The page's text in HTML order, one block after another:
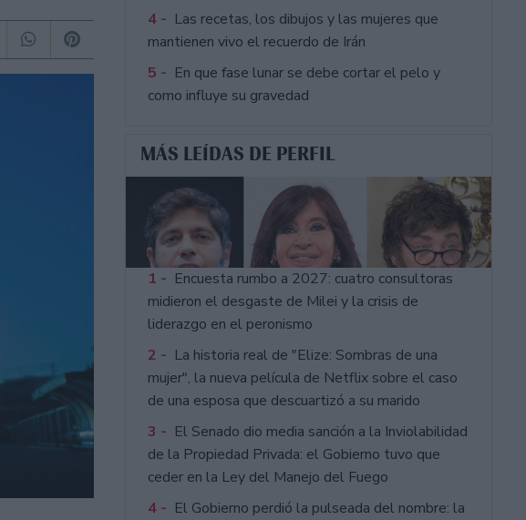
4 - Las recetas, los dibujos y las mujeres que
mantienen vivo el recuerdo de Irán
5 - En que fase lunar se debe cortar el pelo y
como influye su gravedad
MÁS LEÍDAS DE PERFIL
1 - Encuesta rumbo a 2027: cuatro consultoras
midieron el desgaste de Milei y la crisis de
liderazgo en el peronismo
2 - La historia real de "Elize: Sombras de una
mujer", la nueva película de Netflix sobre el caso
de una esposa que descuartizó a su marido
3 - El Senado dio media sanción a la Inviolabilidad
de la Propiedad Privada: el Gobierno tuvo que
ceder en la Ley del Manejo del Fuego
4 - El Gobierno perdió la pulseada del nombre: la